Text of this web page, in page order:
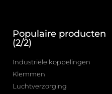
Populaire producten
(2/2)
Industriële koppelingen
Klemmen
Luchtverzorging